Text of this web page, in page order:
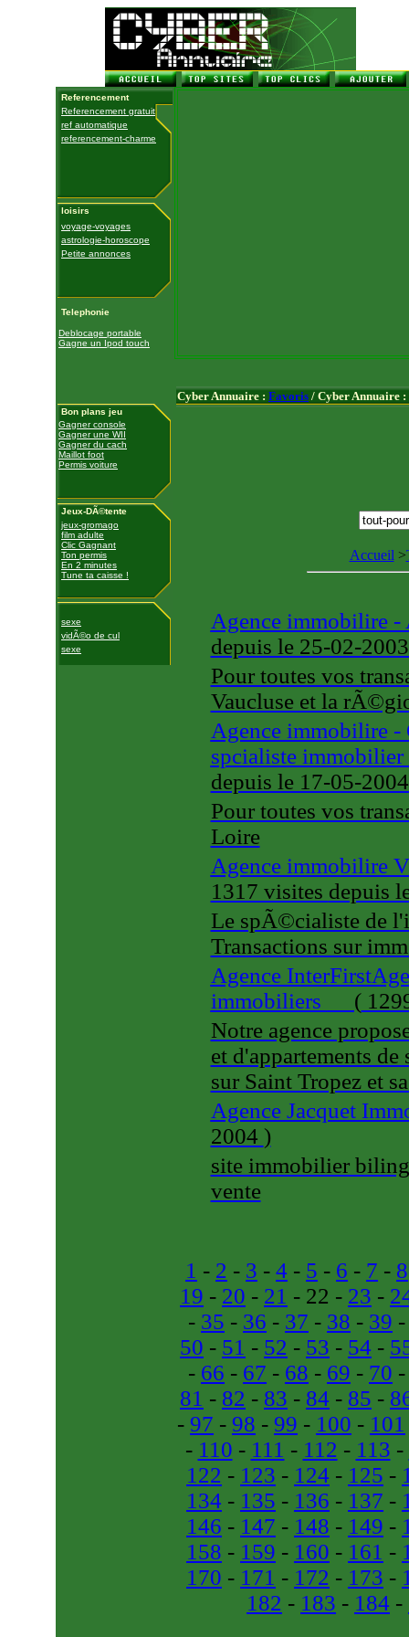
Referencement
Referencement gratuit
ref automatique
referencement-charme
loisirs
voyage-voyages
astrologie-horoscope
Petite annonces
Telephonie
Deblocage portable
Gagne un Ipod touch
Bon plans jeu
Gagner console
Gagner une WII
Gagner du cach
Maillot foot
Permis voiture
Jeux-DÃ©tente
jeux-gromago
film adulte
Clic Gagnant
Ton permis
En 2 minutes
Tune ta caisse !
sexe
vidÃ©o de cul
sexe
Cyber Annuaire : Favoris / Cyber Annuaire :
Accueil >
Agence immobilire
depuis le 25-02-
Pour toutes vos
Vaucluse et la
Agence immobilire
spcialiste
depuis le 17-05-
Pour toutes vos
Loire
Agence immobilire
1317 visites depuis
Le spÃ©cialiste de
Transactions sur
Agence
immobiliers
(
Notre agence
et d'appartements
sur Saint Tropez et
Agence Jacquet
2004 )
site immobilier
vente
1 - 2 - 3 - 4 - 5 - 6 - 7 - 8
19 - 20 - 21 - 22 - 23 -
- 35 - 36 - 37 - 38 - 39
50 - 51 - 52 - 53 - 54 -
- 66 - 67 - 68 - 69 - 70
81 - 82 - 83 - 84 - 85 -
- 97 - 98 - 99 - 100 - 101
- 110 - 111 - 112 - 113 -
122 - 123 - 124 - 125 -
134 - 135 - 136 - 137 -
146 - 147 - 148 - 149 -
158 - 159 - 160 - 161 -
170 - 171 - 172 - 173 -
182 - 183 - 184 -